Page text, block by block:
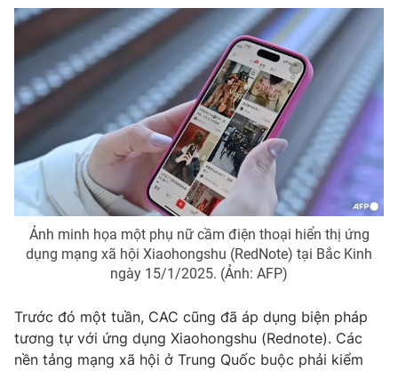
VTV Money VTV Thể thao
VTV Sức khoẻ Bất động sản
Thị trường 24h Tấm lòng Việt
VTV4 Vươn mình bằng AI
VTV9 VTV8
Ảnh minh họa một phụ nữ cầm điện thoại hiển thị ứng
dụng mạng xã hội Xiaohongshu (RedNote) tại Bắc Kinh
ngày 15/1/2025. (Ảnh: AFP)
Trước đó một tuần, CAC cũng đã áp dụng biện pháp
tương tự với ứng dụng Xiaohongshu (Rednote). Các
nền tảng mạng xã hội ở Trung Quốc buộc phải kiểm